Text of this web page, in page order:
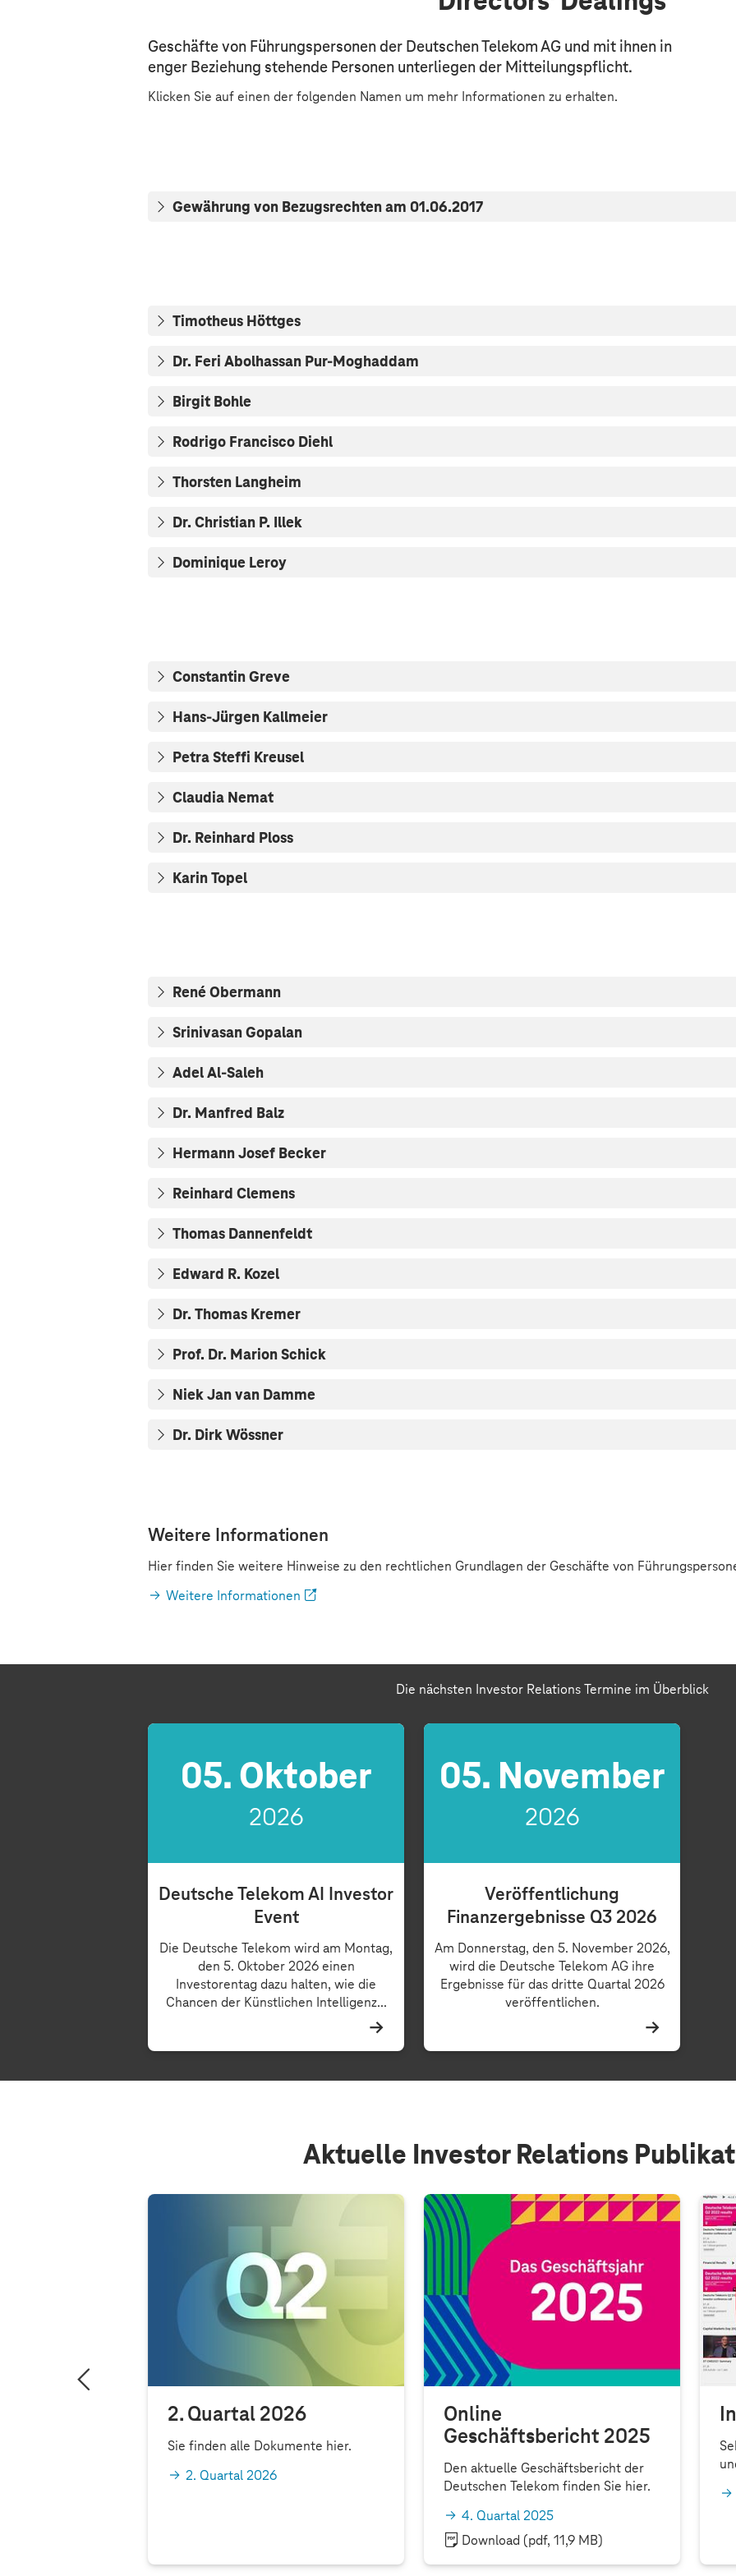
Geschäfte von Führungspersonen der Deutschen Telekom AG und mit ihnen in
enger Beziehung stehende Personen unterliegen der Mitteilungspflicht.
Klicken Sie auf einen der folgenden Namen um mehr Informationen zu erhalten.
Gewährung von Bezugsrechten am 01.06.2017
Timotheus Höttges
Dr. Feri Abolhassan Pur-Moghaddam
Birgit Bohle
Rodrigo Francisco Diehl
Thorsten Langheim
Dr. Christian P. Illek
Dominique Leroy
Constantin Greve
Hans-Jürgen Kallmeier
Petra Steffi Kreusel
Claudia Nemat
Dr. Reinhard Ploss
Karin Topel
René Obermann
Srinivasan Gopalan
Adel Al-Saleh
Dr. Manfred Balz
Hermann Josef Becker
Reinhard Clemens
Thomas Dannenfeldt
Edward R. Kozel
Dr. Thomas Kremer
Prof. Dr. Marion Schick
Niek Jan van Damme
Dr. Dirk Wössner
Weitere Informationen
Hier finden Sie weitere Hinweise zu den rechtlichen Grundlagen der Geschäfte von
Weitere Informationen
Die nächsten Investor Relations Termine im Überblick
05. Oktober
2026
Deutsche Telekom AI Investor
Event
Die Deutsche Telekom wird am Montag,
den 5. Oktober 2026 einen
Investorentag dazu halten, wie die
Chancen der Künstlichen Intelligenz...
05. November
2026
Veröffentlichung
Finanzergebnisse Q3 2026
Am Donnerstag, den 5. November 2026,
wird die Deutsche Telekom AG ihre
Ergebnisse für das dritte Quartal 2026
veröffentlichen.
Aktuelle Investor Relations
2. Quartal 2026
Sie finden alle Dokumente hier.
2. Quartal 2026
Online
Geschäftsbericht 2025
Den aktuelle Geschäftsbericht der
Deutschen Telekom finden Sie hier.
4. Quartal 2025
Download (pdf, 11,9 MB)